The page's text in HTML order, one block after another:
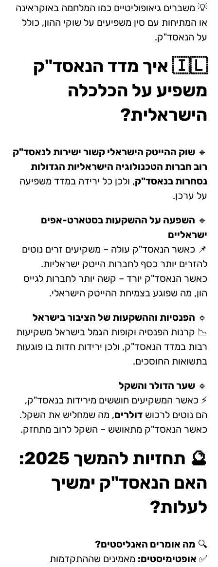
💡 משברים גיאופוליטיים כמו המלחמה באוקראינה
או המתיחות עם סין משפיעים על שוקי ההון, כולל
על הנאסד"ק.
🇮🇱 איך מדד הנאסד"ק
משפיע על הכלכלה
הישראלית?
🔹שוק ההייטק הישראלי קשור ישירות לנאסד"ק
רוב חברות הטכנולוגיה הישראליות הגדולות
נסחרות בנאסד"ק, ולכן כל ירידה במדד משפיעה
על ערכן.
🔹 השפעה על ההשקעות בסטארט-אפים
ישראליים
📌 כאשר הנאסד"ק עולה – משקיעים זרים נוטים
להזרים יותר כסף לחברות הייטק ישראליות.
כאשר הנאסד"ק יורד – קשה יותר לחברות לגייס
הון, מה שפוגע בצמיחת ההייטק הישראלי.
🔹 הפנסיות וההשקעות של הציבור בישראל
📉 קרנות הפנסיה וקופות הגמל בישראל משקיעות
רבות במדד הנאסד"ק, ולכן ירידות חדות בו פוגעות
בתשואות החוסכים.
🔹שער הדולר והשקל
⚡ כאשר המשקיעים חוששים מירידות בנאסד"ק,
הם נוטים לרכושדולרים, מה שמחליש את השקל.
כאשר הנאסד"ק מתאושש – השקל לרוב מתחזק.
🔮 תחזיות להמשך 2025:
האם הנאסד"ק ימשיך
לעלות?
🔍 מה אומרים האנליסטים?
✅ אופטימיסטים: מאמינים שההתקדמות